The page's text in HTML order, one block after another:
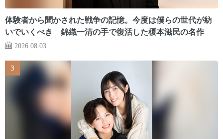
体験者から聞かされた戦争の記憶。今度は僕らの世代が紡
いでいくべき 錦織一清の手で復活した榎本滋民の名作
2026.08.03